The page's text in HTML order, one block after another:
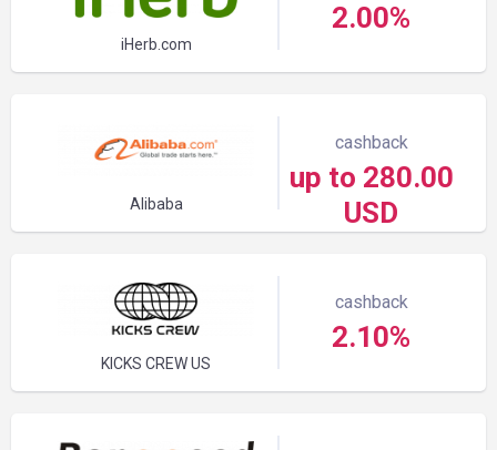
iHerb.com
2.00%
Alibaba
cashback
up to 280.00
USD
KICKS CREW US
cashback
2.10%